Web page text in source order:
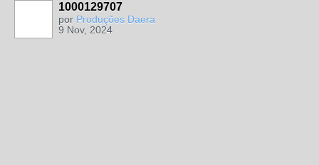
1000129707
por Produções Daera
9 Nov, 2024